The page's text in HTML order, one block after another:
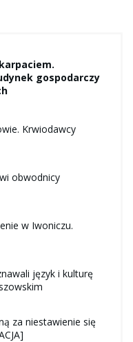
gospodarczy
Krwiodawcy
obwodnicy
w Iwoniczu.
język i kulturę
za niestawienie się